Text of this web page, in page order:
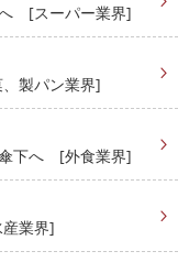
へ [スーパー業界]
製パン業界]
傘下へ [外食業界]
業界]